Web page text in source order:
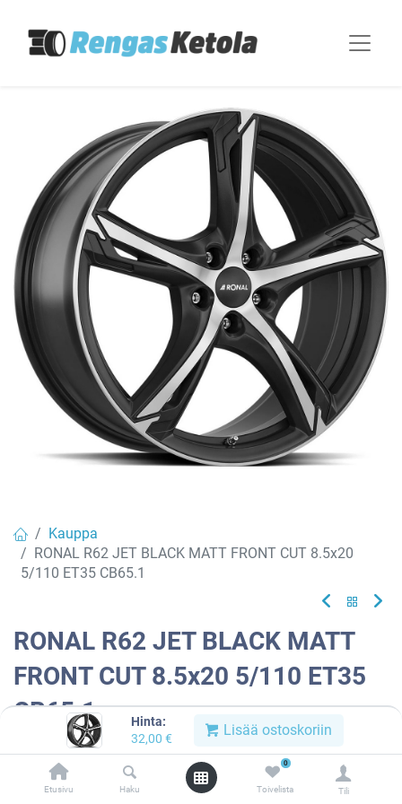
Hinta:
32,00 € Lisää ostoskoriin
Etusivu Haku
0
Toivelista Tili
Kauppa
RONAL R62 JET BLACK MATT FRONT CUT 8.5x20
5/110 ET35 CB65.1
RONAL R62 JET BLACK MATT
FRONT CUT 8.5x20 5/110 ET35
CB65.1
4053881159813 Tuotekoodi:
Tällä tuotteella ei ole kelvollista yhdistelmää.